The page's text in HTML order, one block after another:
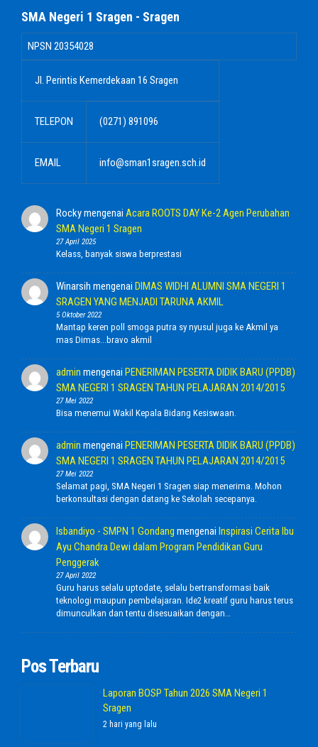
SMA Negeri 1 Sragen - Sragen
NPSN 20354028
Jl. Perintis Kemerdekaan 16 Sragen
TELEPON (0271) 891096
EMAIL info@sman1sragen.sch.id
Rockymengenai Acara ROOTS DAY Ke-2 Agen Perubahan
SMA Negeri 1 Sragen
27 April 2025
Kelass, banyak siswa berprestasi
Winarsih mengenai DIMAS WIDHI ALUMNI SMA NEGERI 1
SRAGEN YANG MENJADI TARUNA AKMIL
5 Oktober 2022
Mantap keren poll smoga putra sy nyusul juga ke Akmil ya
mas Dimas...bravo akmil
admin mengenai PENERIMAN PESERTA DIDIK BARU (PPDB)
SMA NEGERI 1 SRAGEN TAHUN PELAJARAN 2014/2015
27 Mei 2022
Bisa menemui Wakil Kepala Bidang Kesiswaan.
admin mengenai PENERIMAN PESERTA DIDIK BARU (PPDB)
SMA NEGERI 1 SRAGEN TAHUN PELAJARAN 2014/2015
27 Mei 2022
Selamat pagi, SMA Negeri 1 Sragen siap menerima. Mohon
berkonsultasi dengan datang ke Sekolah secepanya.
Isbandiyo - SMPN 1 Gondang mengenai Inspirasi Cerita Ibu
Ayu Chandra Dewi dalam Program Pendidikan Guru
Penggerak
27 April 2022
Guru harus selalu uptodate, selalu bertransformasi baik
teknologi maupun pembelajaran. Ide2 kreatif guru harus terus
dimunculkan dan tentu disesuaikan dengan…
Pos Terbaru
Laporan BOSP Tahun 2026 SMA Negeri 1
Sragen
2 hari yang lalu